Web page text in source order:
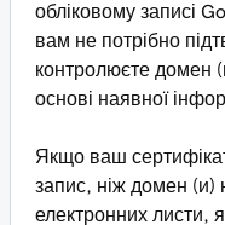
обліковому записі
вам не потрібно
контролюєте домен
основі наявної
Якщо ваш
запис, ніж домен (и)
електронних листи,